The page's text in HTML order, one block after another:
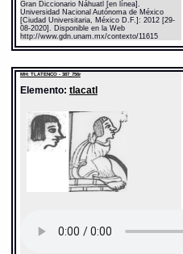
Gran Diccionario Náhuatl [en línea].
Universidad Nacional Autónoma de México
[Ciudad Universitaria, México D.F.]: 2012 [29-
08-2020]. Disponible en la Web
http://www.gdn.unam.mx/contexto/11615
MH: TLATENCO - 387_756r
Elemento: tlacatl